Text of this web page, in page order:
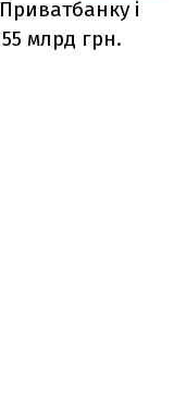
Приватбанку і
млрд грн.